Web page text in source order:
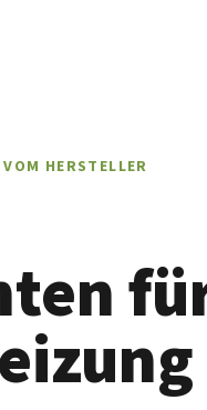
HERSTELLER